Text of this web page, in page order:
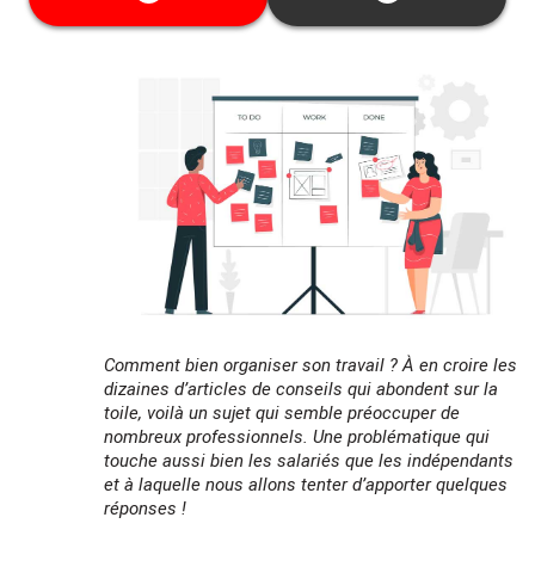
Comment bien organiser son travail ? À en croire les
dizaines d’articles de conseils qui abondent sur la
toile, voilà un sujet qui semble préoccuper de
nombreux professionnels. Une problématique qui
touche aussi bien les salariés que les indépendants
et à laquelle nous allons tenter d’apporter quelques
réponses !
garanties.